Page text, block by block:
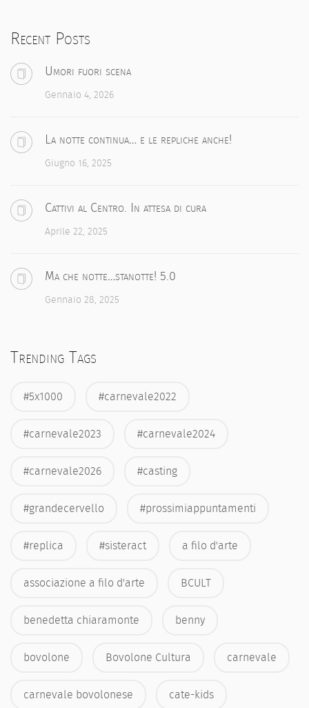
Recent Posts
Umori fuori scena
Gennaio 4, 2026
La notte continua… e le repliche anche!
Giugno 16, 2025
Cattivi al Centro. In attesa di cura
Aprile 22, 2025
Ma che notte…stanotte! 5.0
Gennaio 28, 2025
Trending Tags
#5x1000 #carnevale2022
#carnevale2023 #carnevale2024
#carnevale2026 #casting
#grandecervello #prossimiappuntamenti
#replica #sisteract a filo d'arte
associazione a filo d'arte BCULT
benedetta chiaramonte benny
bovolone Bovolone Cultura carnevale
carnevale bovolonese cate-kids